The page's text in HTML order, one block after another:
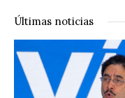
Últimas noticias